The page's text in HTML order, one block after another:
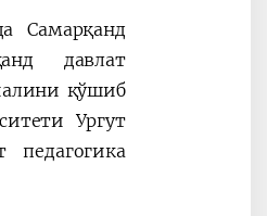
Самарқанд
давлат
қўшиб
Ургут